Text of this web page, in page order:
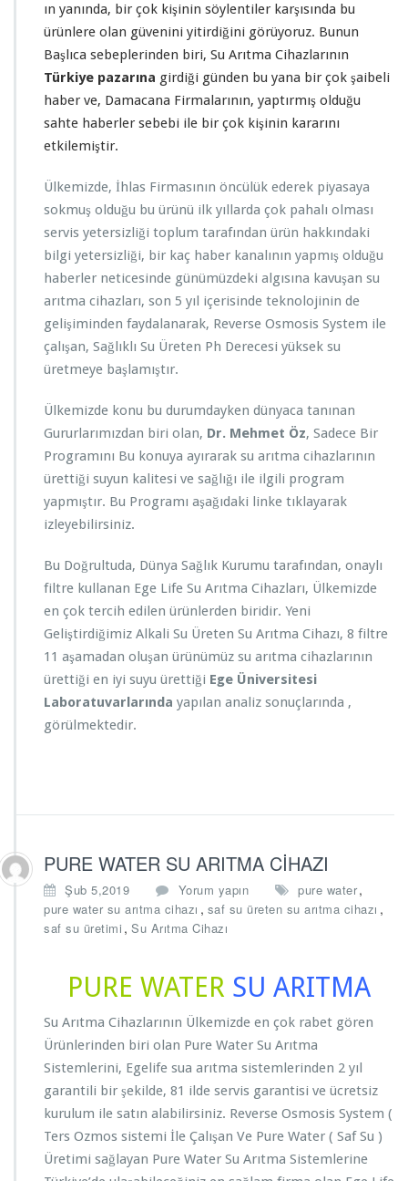
ın yanında, bir çok kişinin söylentiler karşısında bu
ürünlere olan güvenini yitirdiğini görüyoruz. Bunun
Başlıca sebeplerinden biri, Su Arıtma Cihazlarının
Türkiye pazarına girdiği günden bu yana bir çok şaibeli
haber ve, Damacana Firmalarının, yaptırmış olduğu
sahte haberler sebebi ile bir çok kişinin kararını
etkilemiştir.
Ülkemizde, İhlas Firmasının öncülük ederek piyasaya
sokmuş olduğu bu ürünü ilk yıllarda çok pahalı olması
servis yetersizliği toplum tarafından ürün hakkındaki
bilgi yetersizliği, bir kaç haber kanalının yapmış olduğu
haberler neticesinde günümüzdeki algısına kavuşan su
arıtma cihazları, son 5 yıl içerisinde teknolojinin de
gelişiminden faydalanarak, Reverse Osmosis System ile
çalışan, Sağlıklı Su Üreten Ph Derecesi yüksek su
üretmeye başlamıştır.
Ülkemizde konu bu durumdayken dünyaca tanınan
Gururlarımızdan biri olan, Dr. Mehmet Öz, Sadece Bir
Programını Bu konuya ayırarak su arıtma cihazlarının
ürettiği suyun kalitesi ve sağlığı ile ilgili program
yapmıştır. Bu Programı aşağıdaki linke tıklayarak
izleyebilirsiniz.
Bu Doğrultuda, Dünya Sağlık Kurumu tarafından, onaylı
filtre kullanan Ege Life Su Arıtma Cihazları, Ülkemizde
en çok tercih edilen ürünlerden biridir. Yeni
Geliştirdiğimiz Alkali Su Üreten Su Arıtma Cihazı, 8 filtre
11 aşamadan oluşan ürünümüz su arıtma cihazlarının
ürettiği en iyi suyu ürettiği Ege Üniversitesi
Laboratuvarlarında yapılan analiz sonuçlarında ,
görülmektedir.
PURE WATER SU ARITMA CİHAZI
Şub 5,2019 Yorum yapın pure water,
pure water su arıtma cihazı , saf su üreten su arıtma cihazı ,
saf su üretimi , Su Arıtma Cihazı
PURE WATER SU ARITMA
Su Arıtma Cihazlarının Ülkemizde en çok rabet gören
Ürünlerinden biri olan Pure Water Su Arıtma
Sistemlerini, Egelife sua arıtma sistemlerinden 2 yıl
garantili bir şekilde, 81 ilde servis garantisi ve ücretsiz
kurulum ile satın alabilirsiniz. Reverse Osmosis System (
Ters Ozmos sistemi İle Çalışan Ve Pure Water ( Saf Su )
Üretimi sağlayan Pure Water Su Arıtma Sistemlerine